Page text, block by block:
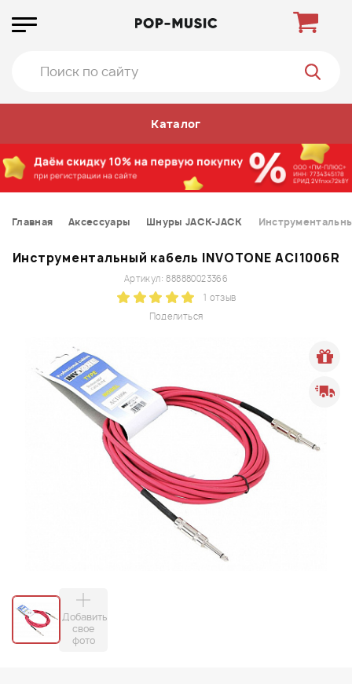
Каталог
Главная Аксессуары Шнуры JACK-JACK
Инструментальный кабель INVOTONE ACI1006R
Поделиться
Артикул: 888880023366
1 отзыв
Добавить
свое
фото